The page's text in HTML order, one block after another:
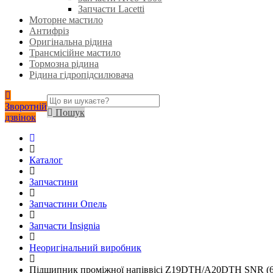
Запчасти Lacetti
Моторне мастило
Антифріз
Оригінальна рідина
Трансмісійне мастило
Тормозна рідина
Рідина гідропідсилювача
Зворотній
дзвінок
Пошук
Каталог
Запчастини
Запчастини Опель
Запчасти Insignia
Неоригінальний виробник
Підшипник проміжної напіввісі Z19DTH/A20DTH SNR